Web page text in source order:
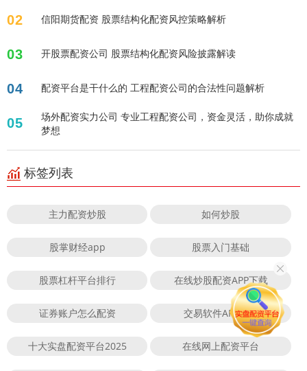
02 信阳期货配资 股票结构化配资风控策略解析
03 开股票配资公司 股票结构化配资风险披露解读
04 配资平台是干什么的 工程配资公司的合法性问题解析
05
场外配资实力公司 专业工程配资公司，资金灵活，助你成就
梦想
标签列表
主力配资炒股 如何炒股
股掌财经app 股票入门基础
股票杠杆平台排行 在线炒股配资APP下载
证券账户怎么配资 交易软件APP下载
十大实盘配资平台2025 在线网上配资平台